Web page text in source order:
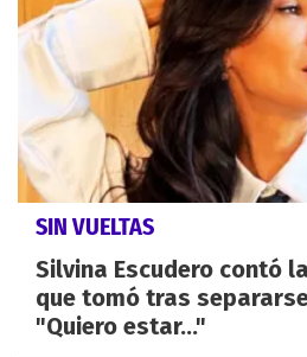
SIN VUELTAS
Silvina Escudero contó
que tomó tras
"Quiero estar..."